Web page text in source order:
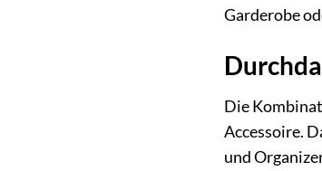
Garderobe
Die
Accessoire.
und